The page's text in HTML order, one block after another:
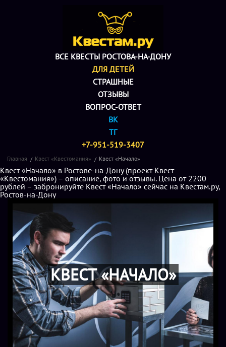
ВСЕ КВЕСТЫ РОСТОВА-НА-ДОНУ
ДЛЯ ДЕТЕЙ
СТРАШНЫЕ
ОТЗЫВЫ
ВОПРОС-ОТВЕТ
ВК
ТГ
+7-951-519-3407
Главная Квест «Квестомания» Квест «Начало»
Квест «Начало» в Ростове-на-Дону (проект Квест
«Квестомания») – описание, фото и отзывы. Цена от 2200
рублей – забронируйте Квест «Начало» сейчас на Квестам.ру,
Ростов-на-Дону
КВЕСТ «НАЧАЛО»